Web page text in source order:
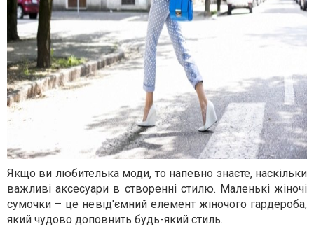
Якщо ви любителька моди, то напевно знаєте, наскільки
важливі аксесуари в створенні стилю. Маленькі жіночі
сумочки – це невід'ємний елемент жіночого гардероба,
який чудово доповнить будь-який стиль.